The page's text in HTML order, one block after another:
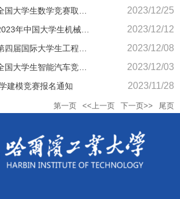
大学生数学竞赛取得
2023/12/25
年中国大学生机械工
道——机械产品数字化
2023/12/12
届国际大学生工程力
喜获佳绩
2023/12/08
大学生智能汽车竞赛
2023/12/03
建模竞赛报名通知 2023/11/28
第一页 <<上一页 下一页>> 尾页